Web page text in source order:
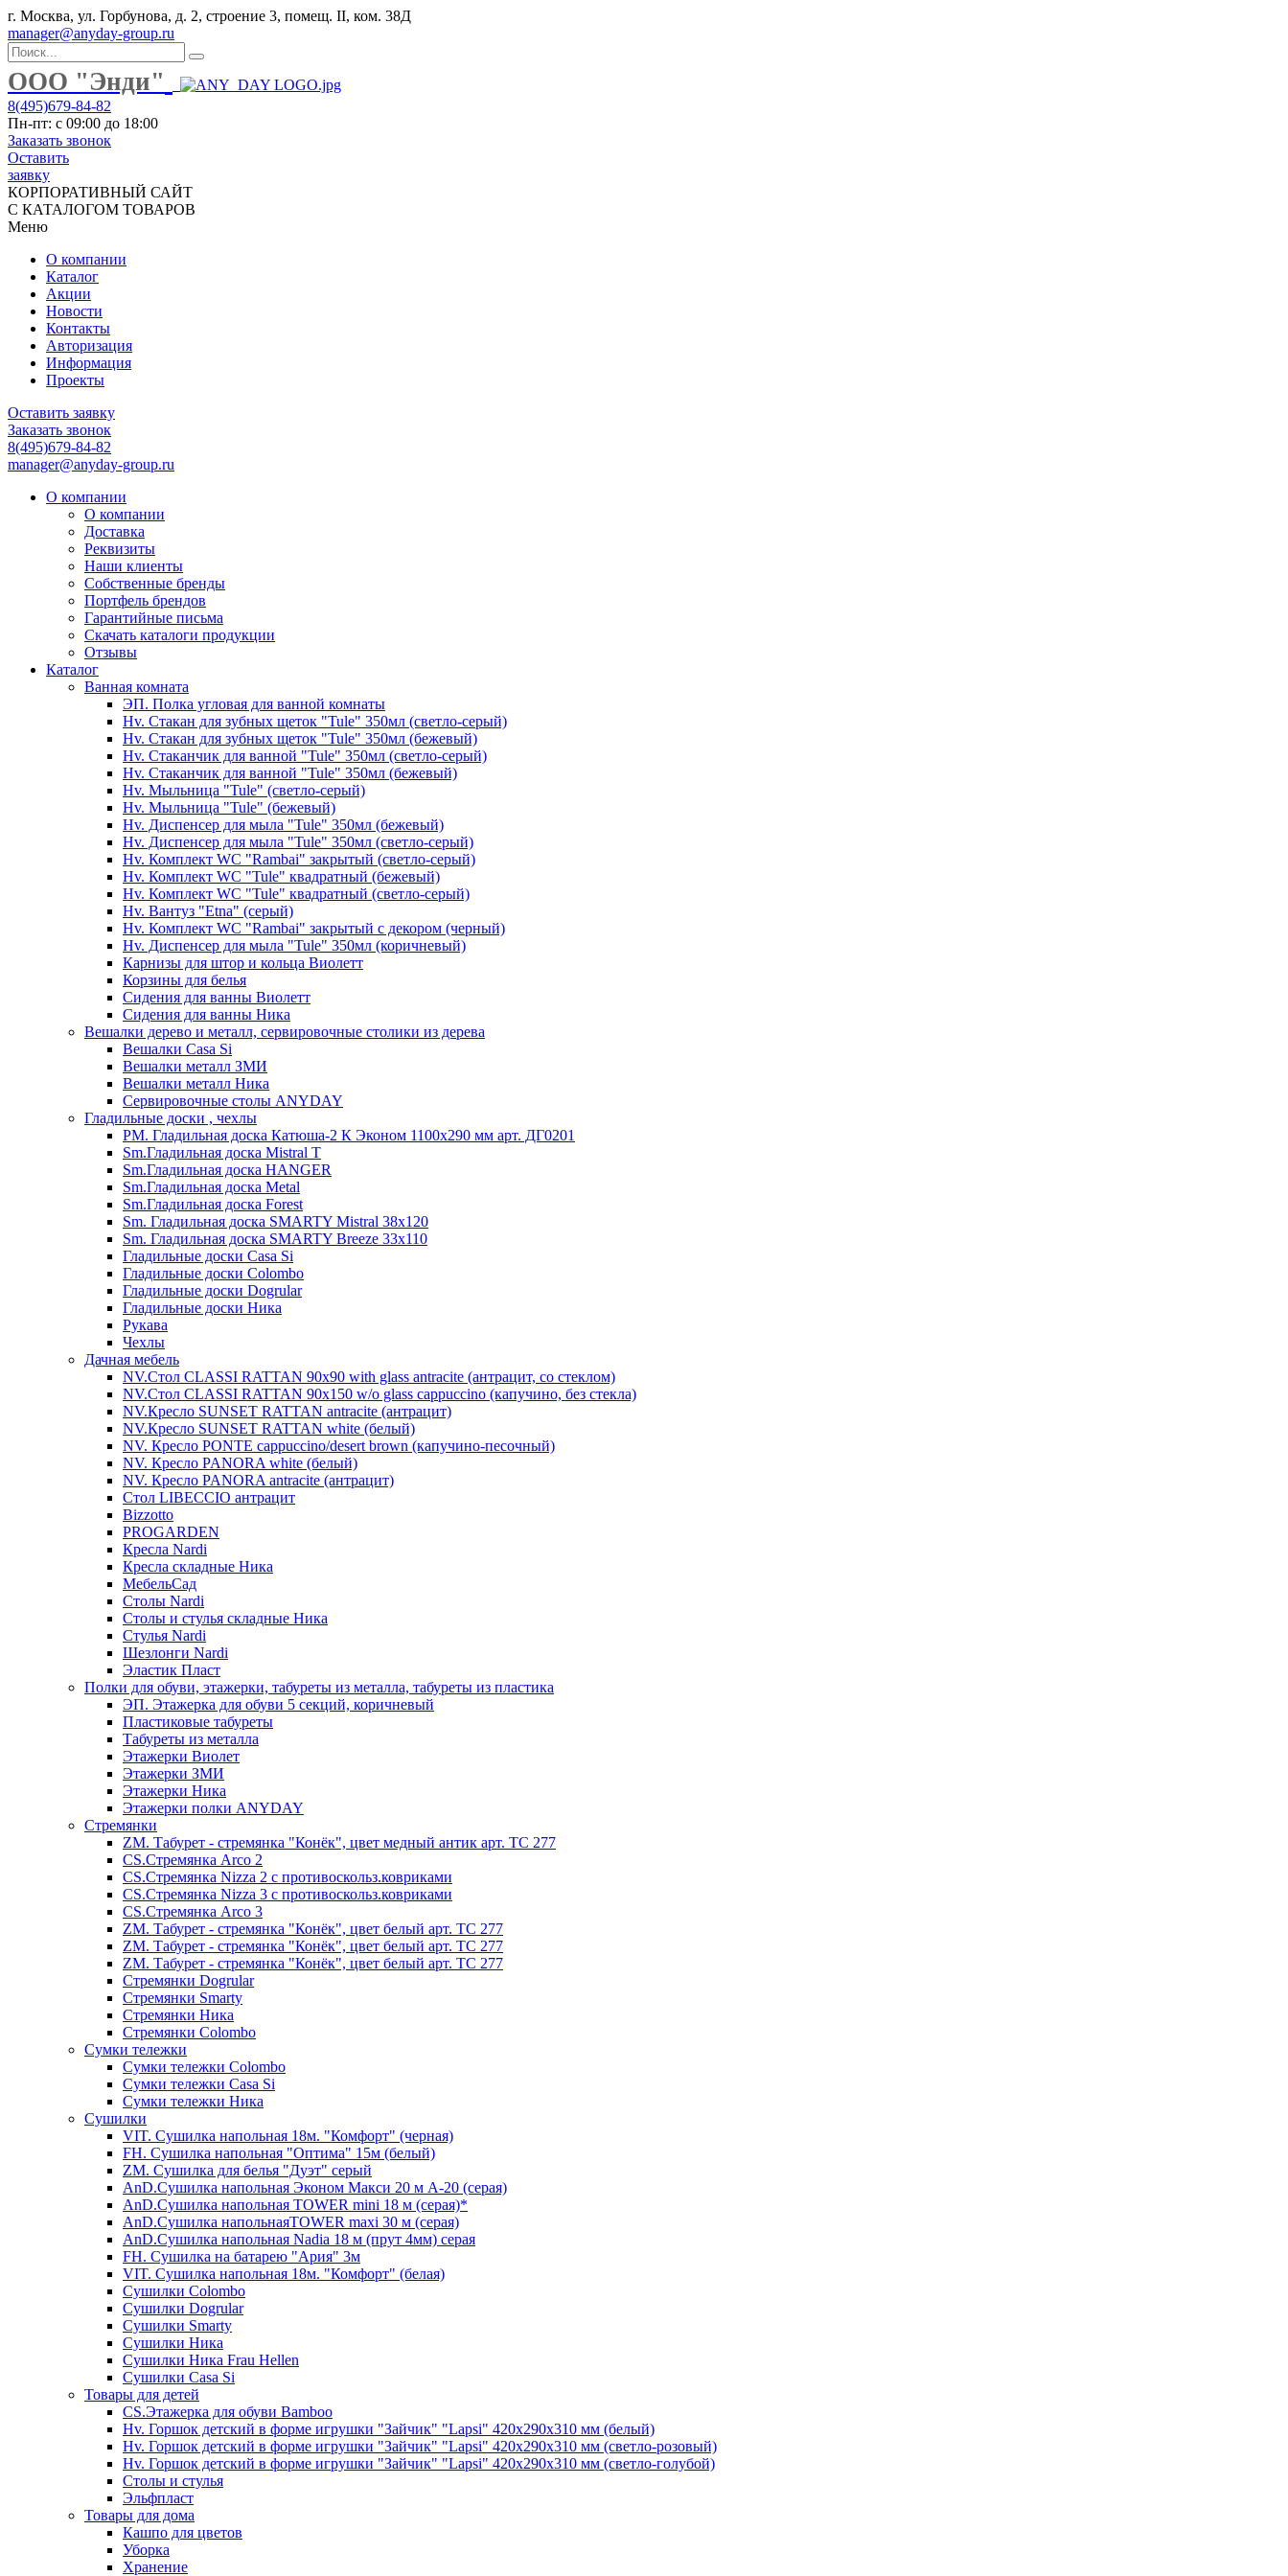
г. Москва, ул. Горбунова, д. 2, строение 3, помещ. II, ком. 38Д
manager@anyday-group.ru
ООО "Энди"
8(495)679-84-82
Пн-пт: с 09:00 до 18:00
Заказать звонок
Оставить
заявку
КОРПОРАТИВНЫЙ САЙТ
С КАТАЛОГОМ ТОВАРОВ
Меню
О компании
Каталог
Акции
Новости
Контакты
Авторизация
Информация
Проекты
Оставить заявку
Заказать звонок
8(495)679-84-82
manager@anyday-group.ru
О компании
О компании
Доставка
Реквизиты
Наши клиенты
Собственные бренды
Портфель брендов
Гарантийные письма
Скачать каталоги продукции
Отзывы
Каталог
Ванная комната
ЭП. Полка угловая для ванной комнаты
Hv. Стакан для зубных щеток "Tule" 350мл (светло-серый)
Hv. Стакан для зубных щеток "Tule" 350мл (бежевый)
Hv. Стаканчик для ванной "Tule" 350мл (светло-серый)
Hv. Стаканчик для ванной "Tule" 350мл (бежевый)
Hv. Мыльница "Tule" (светло-серый)
Hv. Мыльница "Tule" (бежевый)
Hv. Диспенсер для мыла "Tule" 350мл (бежевый)
Hv. Диспенсер для мыла "Tule" 350мл (светло-серый)
Hv. Комплект WC "Rambai" закрытый (светло-серый)
Hv. Комплект WC "Tule" квадратный (бежевый)
Hv. Комплект WC "Tule" квадратный (светло-серый)
Hv. Вантуз "Etna" (серый)
Hv. Комплект WC "Rambai" закрытый с декором (черный)
Hv. Диспенсер для мыла "Tule" 350мл (коричневый)
Карнизы для штор и кольца Виолетт
Корзины для белья
Сидения для ванны Виолетт
Сидения для ванны Ника
Вешалки дерево и металл, сервировочные столики из дерева
Вешалки Casa Si
Вешалки металл ЗМИ
Вешалки металл Ника
Сервировочные столы ANYDAY
Гладильные доски , чехлы
PM. Гладильная доска Катюша-2 К Эконом 1100х290 мм арт. ДГ0201
Sm.Гладильная доска Mistral T
Sm.Гладильная доска HANGER
Sm.Гладильная доска Metal
Sm.Гладильная доска Forest
Sm. Гладильная доска SMARTY Mistral 38x120
Sm. Гладильная доска SMARTY Breeze 33х110
Гладильные доски Casa Si
Гладильные доски Colombo
Гладильные доски Dogrular
Гладильные доски Ника
Рукава
Чехлы
Дачная мебель
NV.Стол CLASSI RATTAN 90х90 with glass antracite (антрацит, со стеклом)
NV.Стол CLASSI RATTAN 90х150 w/o glass cappuccino (капучино, без стекла)
NV.Кресло SUNSET RATTAN antracite (антрацит)
NV.Кресло SUNSET RATTAN white (белый)
NV. Кресло PONTE cappuccino/desert brown (капучино-песочный)
NV. Кресло PANORA white (белый)
NV. Кресло PANORA antracite (антрацит)
Стол LIBECCIO антрацит
Bizzotto
PROGARDEN
Кресла Nardi
Кресла складные Ника
МебельСад
Столы Nardi
Столы и стулья складные Ника
Стулья Nardi
Шезлонги Nardi
Эластик Пласт
Полки для обуви, этажерки, табуреты из металла, табуреты из пластика
ЭП. Этажерка для обуви 5 секций, коричневый
Пластиковые табуреты
Табуреты из металла
Этажерки Виолет
Этажерки ЗМИ
Этажерки Ника
Этажерки полки ANYDAY
Стремянки
ZM. Табурет - стремянка "Конёк", цвет медный антик арт. ТС 277
CS.Стремянка Arco 2
CS.Стремянка Nizza 2 с противоскольз.ковриками
CS.Стремянка Nizza 3 с противоскольз.ковриками
CS.Стремянка Arco 3
ZM. Табурет - стремянка "Конёк", цвет белый арт. ТС 277
ZM. Табурет - стремянка "Конёк", цвет белый арт. ТС 277
ZM. Табурет - стремянка "Конёк", цвет белый арт. ТС 277
Стремянки Dogrular
Стремянки Smarty
Стремянки Ника
Стремянки Сolombo
Сумки тележки
Сумки тележки Colombo
Сумки тележки Сasa Si
Сумки тележки Ника
Сушилки
VIT. Сушилка напольная 18м. "Комфорт" (черная)
FH. Сушилка напольная "Оптима" 15м (белый)
ZM. Сушилка для белья "Дуэт" серый
AnD.Сушилка напольная Эконом Макси 20 м А-20 (серая)
AnD.Сушилка напольная TOWER mini 18 м (серая)*
AnD.Сушилка напольнаяTOWER maxi 30 м (серая)
AnD.Сушилка напольная Nadia 18 м (прут 4мм) серая
FH. Сушилка на батарею "Ария" 3м
VIT. Сушилка напольная 18м. "Комфорт" (белая)
Cушилки Colombo
Сушилки Dogrular
Сушилки Smarty
Сушилки Ника
Сушилки Ника Frau Hellen
Сушилки Сasa Si
Товары для детей
CS.Этажерка для обуви Bamboo
Hv. Горшок детский в форме игрушки "Зайчик" "Lapsi" 420х290х310 мм (белый)
Hv. Горшок детский в форме игрушки "Зайчик" "Lapsi" 420х290х310 мм (светло-розовый)
Hv. Горшок детский в форме игрушки "Зайчик" "Lapsi" 420х290х310 мм (светло-голубой)
Столы и стулья
Эльфпласт
Товары для дома
Кашпо для цветов
Уборка
Хранение